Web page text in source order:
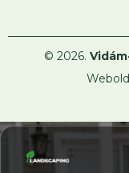
© 2026.